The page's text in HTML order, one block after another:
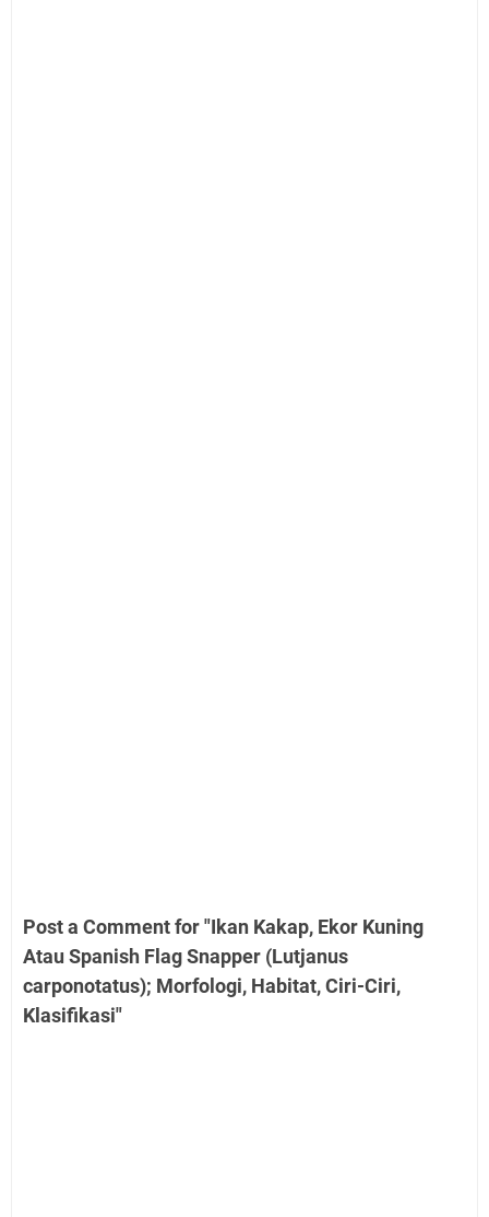
Post a Comment for "Ikan Kakap, Ekor Kuning
Atau Spanish Flag Snapper (Lutjanus
carponotatus); Morfologi, Habitat, Ciri-Ciri,
Klasifikasi"